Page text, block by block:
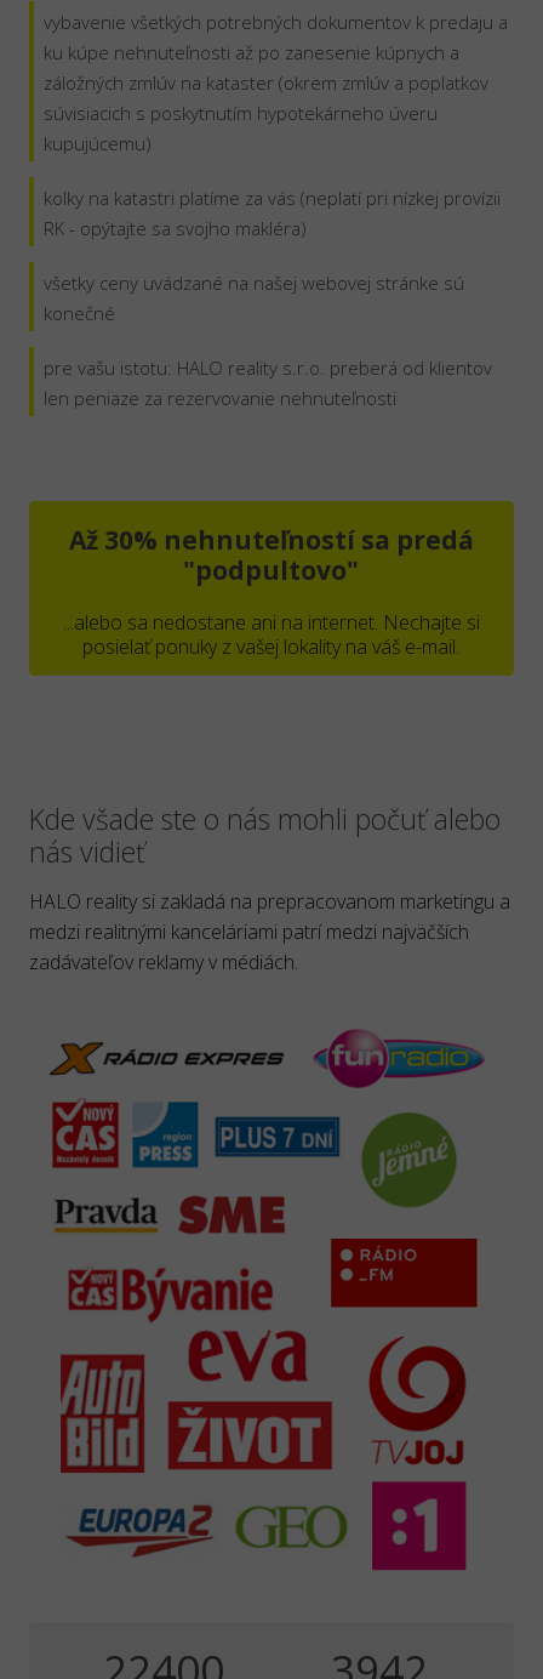
vybavenie všetkých potrebných dokumentov k predaju a
ku kúpe nehnuteľnosti až po zanesenie kúpnych a
záložných zmlúv na kataster (okrem zmlúv a poplatkov
súvisiacich s poskytnutím hypotekárneho úveru
kupujúcemu)
kolky na katastri platíme za vás (neplatí pri nízkej provízii
RK - opýtajte sa svojho makléra)
všetky ceny uvádzané na našej webovej stránke sú
konečné
pre vašu istotu: HALO reality s.r.o. preberá od klientov
len peniaze za rezervovanie nehnuteľnosti
Až 30% nehnuteľností sa predá
"podpultovo"
...alebo sa nedostane ani na internet. Nechajte si
posielať ponuky z vašej lokality na váš e-mail.
Kde všade ste o nás mohli počuť alebo
nás vidieť
HALO reality si zakladá na prepracovanom marketingu a
medzi realitnými kanceláriami patrí medzi najväčších
zadávateľov reklamy v médiách.